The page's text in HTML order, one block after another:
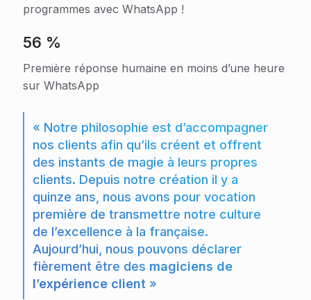
programmes avec WhatsApp !
56 %
Première réponse humaine en moins d’une heure
sur WhatsApp
« Notre philosophie est d’accompagner
nos clients afin qu’ils créent et offrent
des instants de magie à leurs propres
clients. Depuis notre création il y a
quinze ans, nous avons pour vocation
première de transmettre notre culture
de l’excellence à la française.
Aujourd’hui, nous pouvons déclarer
fièrement être des magiciens de
l’expérience client »